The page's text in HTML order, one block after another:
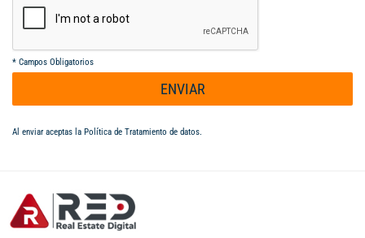
* Campos Obligatorios
ENVIAR
Al enviar aceptas la Política de Tratamiento de datos.